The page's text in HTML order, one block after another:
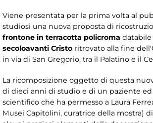
Viene presentata per la prima volta al
studiosi una nuova proposta di
frontone in terracotta policroma databile
secoloavanti Cristo ritrovato alla fine
in via di San Gregorio, tra il Palatino e il
La ricomposizione oggetto di questa
di dieci anni di studio e di un paziente ed
scientifico che ha permesso a Laura
Musei Capitolini, curatrice della mostra)